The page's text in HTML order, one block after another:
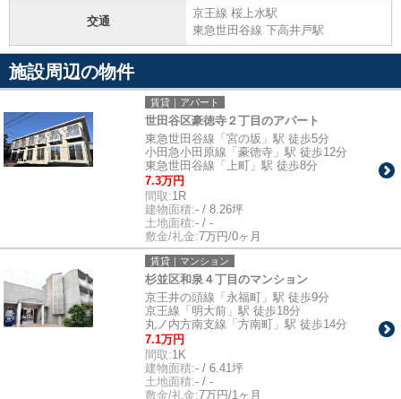
交通
京王線 桜上水駅
東急世田谷線 下高井戸駅
施設周辺の物件
賃貸｜アパート
世田谷区豪徳寺２丁目のアパート
東急世田谷線「宮の坂」駅 徒歩5分
小田急小田原線「豪徳寺」駅 徒歩12分
東急世田谷線「上町」駅 徒歩8分
7.3万円
間取:1R
建物面積:- / 8.26坪
土地面積:- / -
敷金/礼金:7万円/0ヶ月
賃貸｜マンション
杉並区和泉４丁目のマンション
京王井の頭線「永福町」駅 徒歩9分
京王線「明大前」駅 徒歩18分
丸ノ内方南支線「方南町」駅 徒歩14分
7.1万円
間取:1K
建物面積:- / 6.41坪
土地面積:- / -
敷金/礼金:7万円/1ヶ月